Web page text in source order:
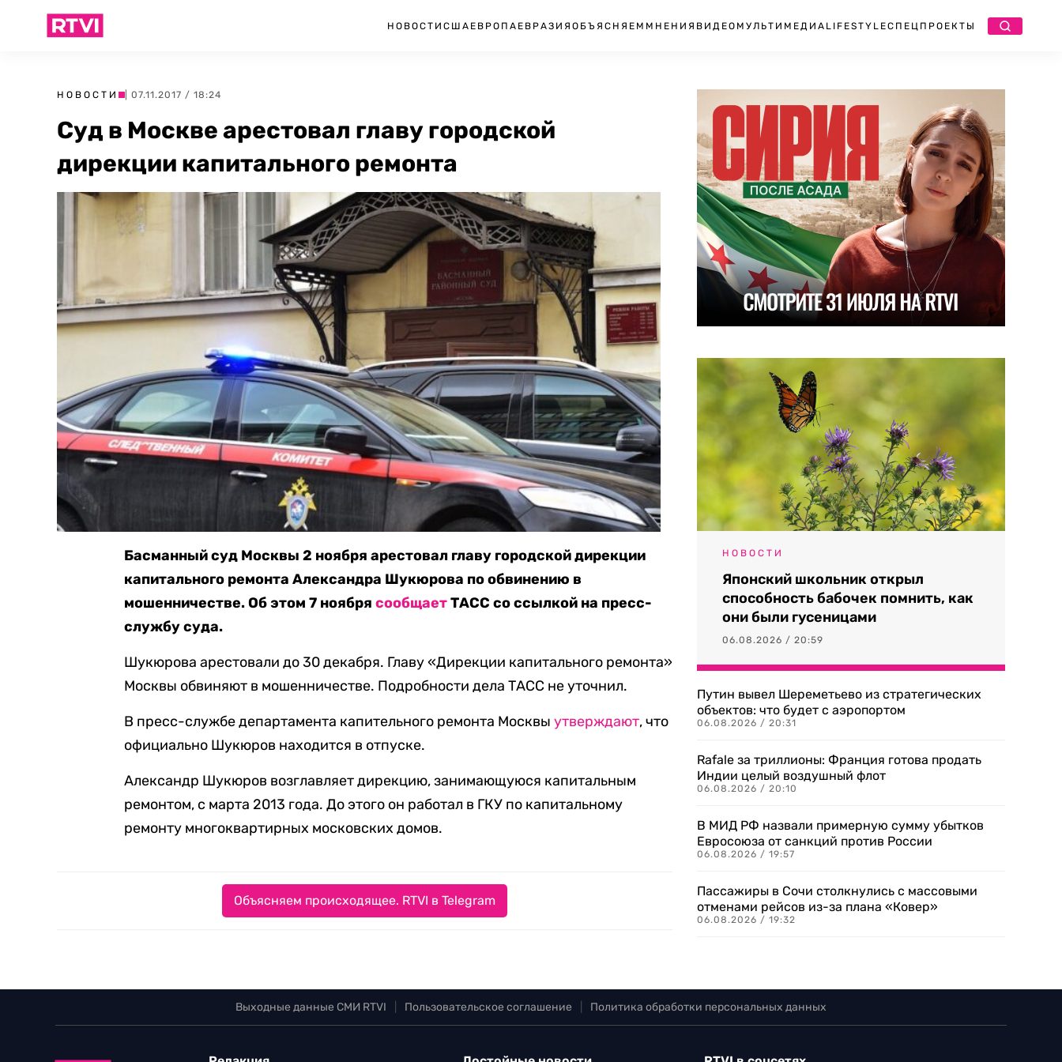
НОВОСТИ США ЕВРОПА ЕВРАЗИЯ ОБЪЯСНЯЕМ МНЕНИЯ ВИДЕО МУЛЬТИМЕДИА LIFESTYLEСПЕЦПРОЕКТЫ
НОВОСТИ | 07.11.2017 / 18:24
Суд в Москве арестовал главу городской
дирекции капитального ремонта
Басманный суд Москвы 2 ноября арестовал главу городской дирекции
капитального ремонта Александра Шукюрова по обвинению в
мошенничестве. Об этом 7 ноябрясообщаетТАСС со ссылкой на пресс-
службу суда.
Шукюрова арестовали до 30 декабря. Главу «Дирекции капитального ремонта»
Москвы обвиняют в мошенничестве. Подробности дела ТАСС не уточнил.
В пресс-службе департамента капительного ремонта Москвыутверждают, что
официально Шукюров находится в отпуске.
Александр Шукюров возглавляет дирекцию, занимающуюся капитальным
ремонтом, с марта 2013 года. До этого он работал в ГКУ по капитальному
ремонту многоквартирных московских домов.
Объясняем происходящее. RTVI в Telegram
НОВОСТИ
Японский школьник открыл
способность бабочек помнить, как
они были гусеницами
06.08.2026 / 20:59
Путин вывел Шереметьево из стратегических
объектов: что будет с аэропортом
06.08.2026 / 20:31
Rafale за триллионы: Франция готова продать
Индии целый воздушный флот
06.08.2026 / 20:10
В МИД РФ назвали примерную сумму убытков
Евросоюза от санкций против России
06.08.2026 / 19:57
Пассажиры в Сочи столкнулись с массовыми
отменами рейсов из-за плана «Ковер»
06.08.2026 / 19:32
Выходные данные СМИ RTVI Пользовательское соглашение Политика обработки персональных данных